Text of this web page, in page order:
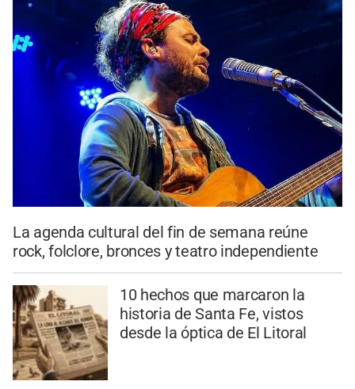
La agenda cultural del fin de semana reúne
rock, folclore, bronces y teatro independiente
10 hechos que marcaron la
historia de Santa Fe, vistos
desde la óptica de El Litoral